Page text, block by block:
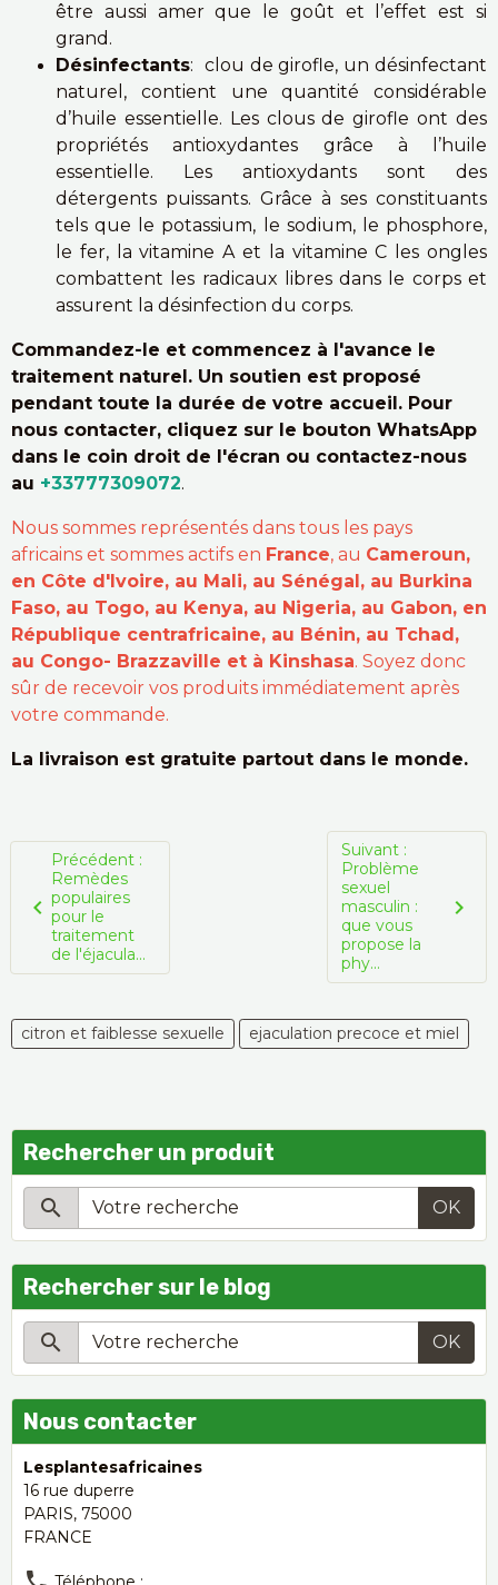
être aussi amer que le goût et l’effet est si
grand.
Désinfectants: clou de girofle, un désinfectant
naturel, contient une quantité considérable
d’huile essentielle. Les clous de girofle ont des
propriétés antioxydantes grâce à l’huile
essentielle. Les antioxydants sont des
détergents puissants. Grâce à ses constituants
tels que le potassium, le sodium, le phosphore,
le fer, la vitamine A et la vitamine C les ongles
combattent les radicaux libres dans le corps et
assurent la désinfection du corps.
Commandez-le et commencez à l'avance le
traitement naturel. Un soutien est proposé
pendant toute la durée de votre accueil. Pour
nous contacter, cliquez sur le bouton WhatsApp
dans le coin droit de l'écran ou contactez-nous
au +33777309072.
Nous sommes représentés dans tous les pays
africains et sommes actifs en France, au Cameroun,
en Côte d'Ivoire, au Mali, au Sénégal, au Burkina
Faso, au Togo, au Kenya, au Nigeria, au Gabon, en
République centrafricaine, au Bénin, au Tchad,
au Congo- Brazzaville et à Kinshasa. Soyez donc
sûr de recevoir vos produits immédiatement après
votre commande.
La livraison est gratuite partout dans le monde.
Précédent :
Remèdes
populaires
pour le
traitement
de l'éjacula...
Suivant :
Problème
sexuel
masculin :
que vous
propose la
phy...
citron et faiblesse sexuelle ejaculation precoce et miel
Rechercher un produit
OK
Rechercher sur le blog
OK
Nous contacter
Lesplantesafricaines
16 rue duperre
PARIS, 75000
FRANCE